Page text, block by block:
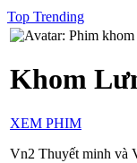
Top Trending
Khom
XEM PHIM
Vn2 Thuyết minh và